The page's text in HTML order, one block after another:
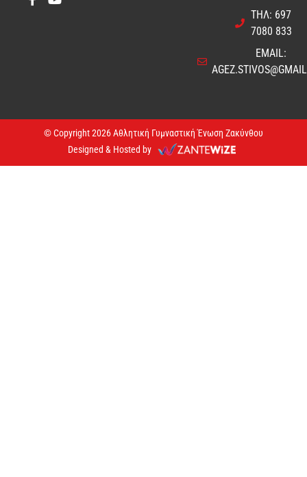
ΤΗΛ: 697
7080 833
EMAIL:
© Copyright 2026 Αθλητική Γυμναστική Ένωση Ζακύνθου
Designed & Hosted by